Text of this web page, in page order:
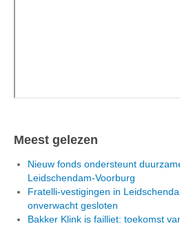
Meest gelezen
Nieuw fonds ondersteunt
Leidschendam-Voorburg
Fratelli-vestigingen in
onverwacht gesloten
Bakker Klink is failliet: toekomst